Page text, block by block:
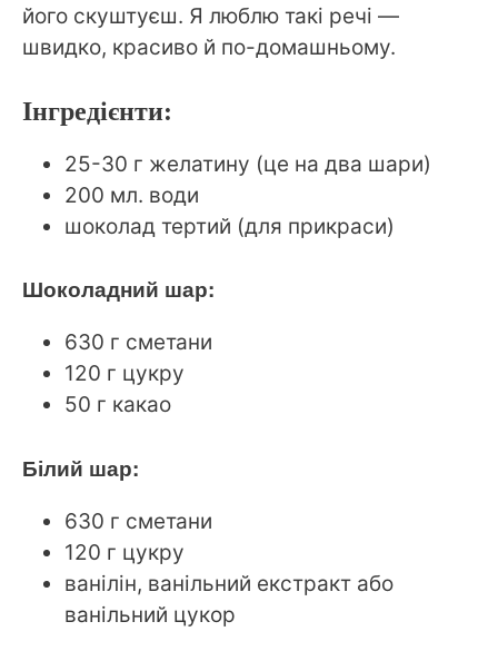
його скуштуєш. Я люблю такі речі —
швидко, красиво й по-домашньому.
Інгредієнти:
25-30 г желатину (це на два шари)
200 мл. води
шоколад тертий (для прикраси)
Шоколадний шар:
630 г сметани
120 г цукру
50 г какао
Білий шар:
630 г сметани
120 г цукру
ванілін, ванільний екстракт або
ванільний цукор